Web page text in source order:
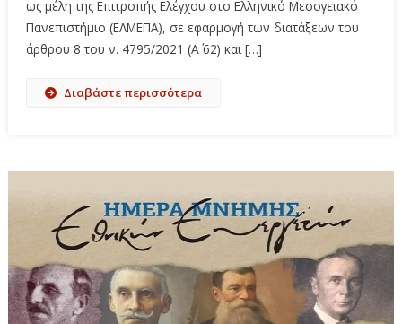
ως μέλη της Επιτροπής Ελέγχου στο Ελληνικό Μεσογειακό
Πανεπιστήμιο (ΕΛΜΕΠΑ), σε εφαρμογή των διατάξεων του
άρθρου 8 του ν. 4795/2021 (Α΄ 62) και […]
Διαβάστε περισσότερα